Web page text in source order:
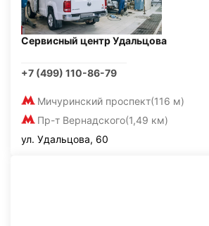
Сервисный центр Удальцова
+7 (499) 110-86-79
Мичуринский проспект(116 м)
Пр-т Вернадского(1,49 км)
ул. Удальцова, 60